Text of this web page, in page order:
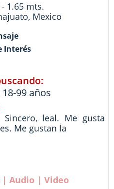
1.65 mts.
, Mexico
Interés
99 años
Sincero, leal. Me gusta
Me gustan la
Audio | Video